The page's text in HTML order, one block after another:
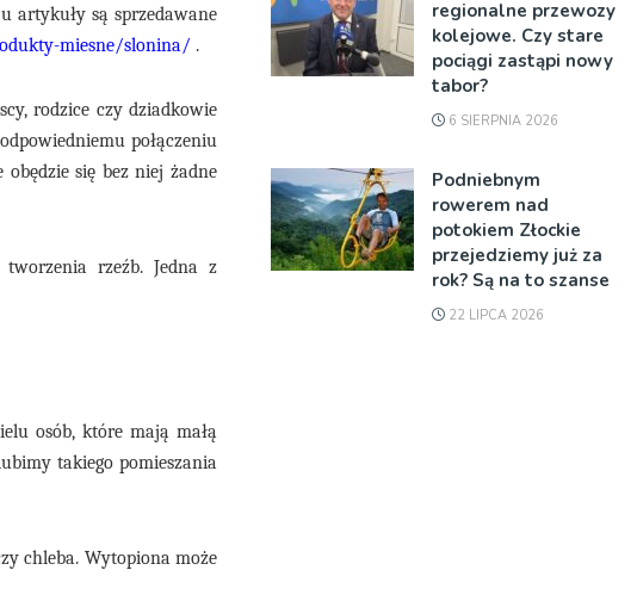
artykuły są sprzedawane
miesne/slonina/ .
rodzice czy dziadkowie
połączeniu
się bez niej żadne
rzeźb. Jedna z
osób, które mają małą
takiego pomieszania
chleba. Wytopiona może
regionalne przewozy
kolejowe. Czy stare
pociągi zastąpi nowy
tabor?
6 SIERPNIA 2026
Podniebnym
rowerem nad
potokiem Złockie
przejedziemy już za
rok? Są na to szanse
22 LIPCA 2026